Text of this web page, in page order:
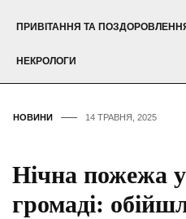
ПРИВІТАННЯ ТА
НЕКРОЛОГИ
НОВИНИ 14 ТРАВНЯ, 2025
Нічна пожежа
громаді: